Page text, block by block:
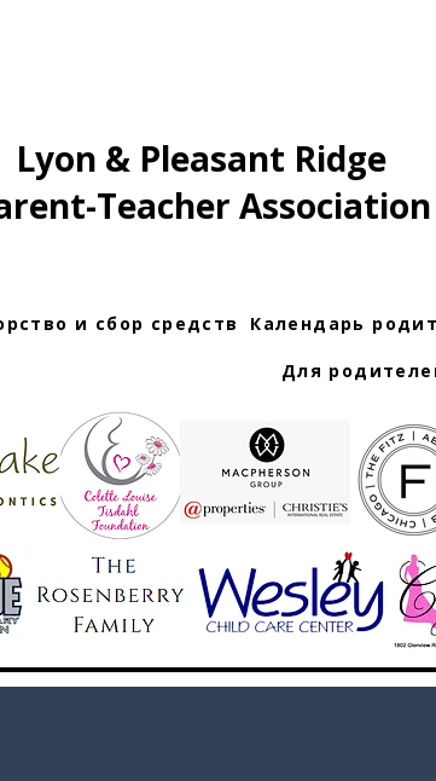
Lyon & Pleasant Ridge
Teacher Association
и сбор средств Календарь
Для